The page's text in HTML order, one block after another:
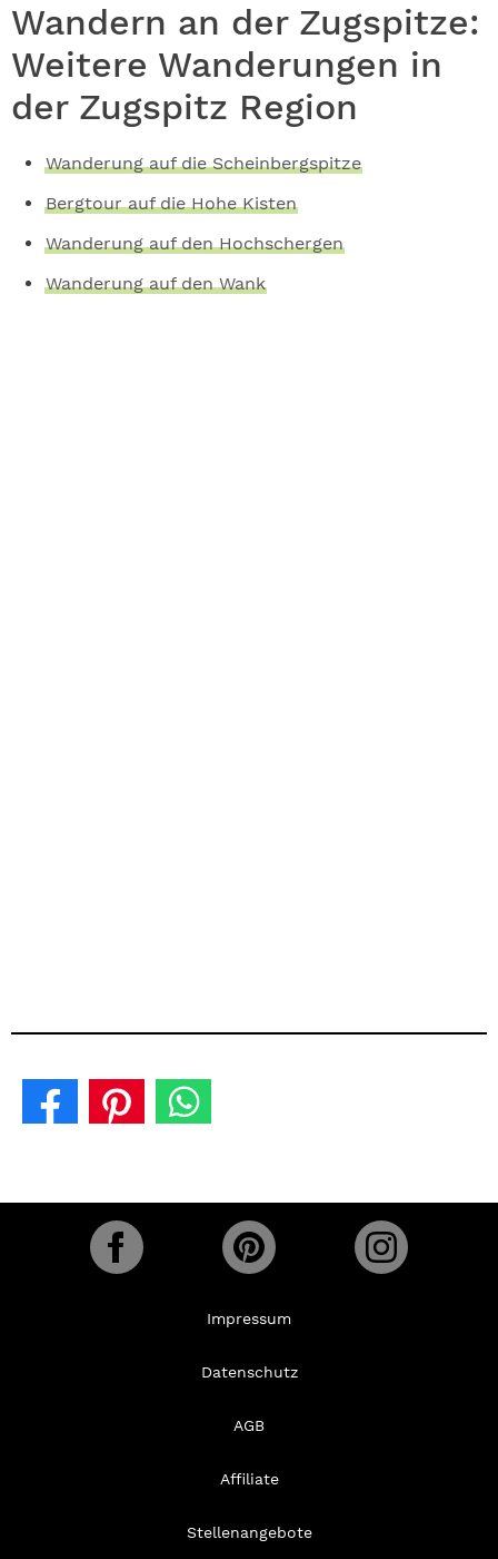
Wandern an der Zugspitze:
Weitere Wanderungen in
der Zugspitz Region
Wanderung auf die Scheinbergspitze
Bergtour auf die Hohe Kisten
Wanderung auf den Hochschergen
Wanderung auf den Wank
Impressum
Datenschutz
AGB
Affiliate
Stellenangebote